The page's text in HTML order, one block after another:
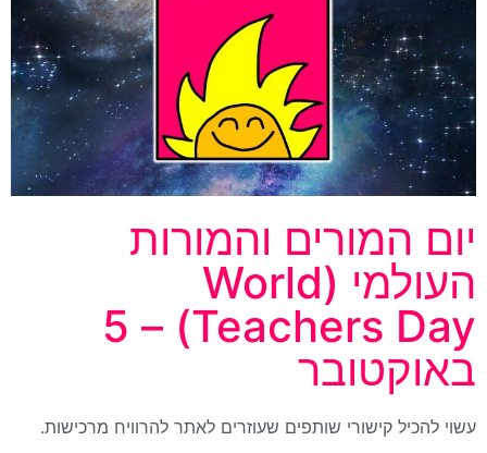
יום המורים והמורות
העולמי (World
Teachers Day) – 5
באוקטובר
עשוי להכיל קישורי שותפים שעוזרים לאתר להרוויח מרכישות.